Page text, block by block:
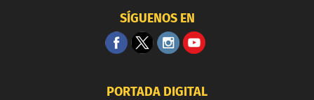
SÍGUENOS EN
PORTADA DIGITAL